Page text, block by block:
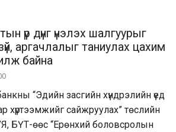
үр дүнг үнэлэх шалгуурыг
аргачлалыг таниулах цахим
байна
“Эдийн засгийн хүндрэлийн үед
хүртээмжийг сайжруулах” төслийн
БҮТ-өөс “Ерөнхий боловсролын